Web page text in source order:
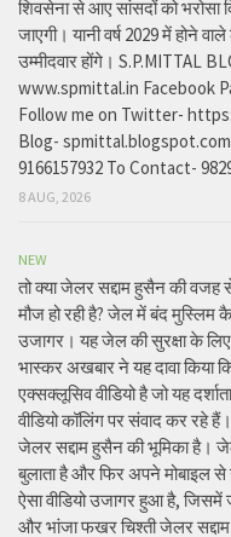
शिवसेना से आए सांसदों को भरोसा
जाएगी। यानी वर्ष 2029 में होने
उम्मीदवार होंगे। S.P.MITTAL
www.spmittal.in Facebook
Follow me on Twitter-
Blog-
9166157932 To Contact-
8 AUG, 2026
NEW
तो क्या जेलर सद्दाम हुसैन की
मौज हो रही है? जेल में बंद मुस्लिम
उजागर। यह जेल की सुरक्षा के
भास्कर अखबार ने यह दावा
एक्सक्लूसिव वीडियो है जो यह
वीडियो कॉलिंग पर संवाद कर रहे
जेलर सद्दाम हुसैन की भूमिका है।
बुलाता है और फिर अपने मोबाइल
ऐसा वीडियो उजागर हुआ है, जिसमें
और भांजा फखर चिश्ती जेलर